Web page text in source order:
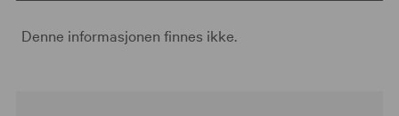
Denne informasjonen finnes ikke.